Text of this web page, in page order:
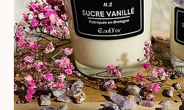
Prix
24,90 €